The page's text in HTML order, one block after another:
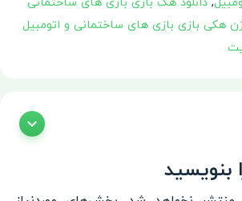
هکی بازی بازی های ساختمانی و اتومبیل
بنویسید